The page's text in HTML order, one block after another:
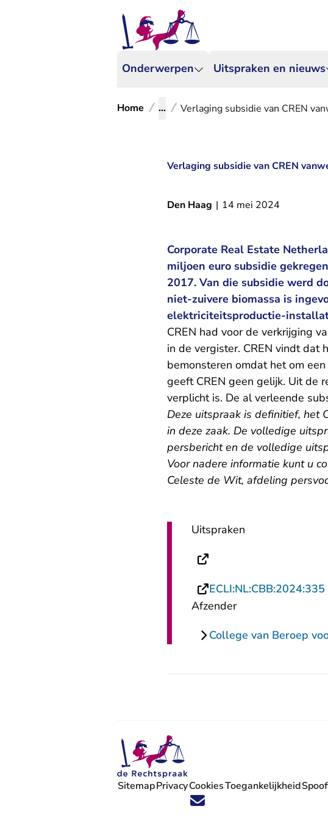
Onderwerpen Uitspraken en nieuws
Home ... Verlaging subsidie van CREN
Verlaging subsidie van CREN
Den Haag | 14 mei 2024
Corporate Real Estate
miljoen euro subsidie
2017. Van die subsidie werd
niet-zuivere biomassa is
elektriciteitsproductie-
CREN had voor de verkrijging
in de vergister. CREN vindt dat
bemonsteren omdat het om
geeft CREN geen gelijk. Uit de
verplicht is. De al verleende
Deze uitspraak is definitief, het
in deze zaak. De volledige
persbericht en de volledige
Voor nadere informatie kunt u
Celeste de Wit, afdeling
Uitspraken
ECLI:NL:CBB:2024:335
Afzender
College van Beroep
Volg ons op X (Twitter) - U verlaat Rechtspraak.nl
Volg ons op Facebook - U verlaat
Volg ons op Instagram - U verlaat
Volg ons op Youtube - U verlaat
Volg ons op LinkedIn - U verlaat
'Blijf op de hoogte' nieuwsbrief
SitemapPrivacyCookiesToegankelijkheid